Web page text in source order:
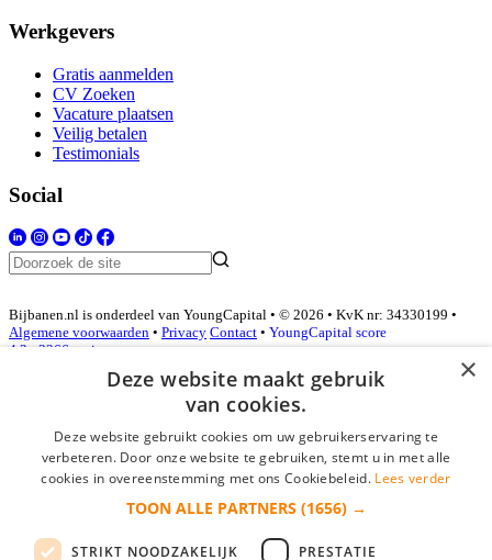
Werkgevers
Gratis aanmelden
CV Zoeken
Vacature plaatsen
Veilig betalen
Testimonials
Social
Bijbanen.nl is onderdeel van YoungCapital • © 2026 • KvK nr: 34330199 •
Algemene voorwaarden • Privacy Contact • YoungCapital score
4.3 - 3366 reviews
Inloggen als bedrijf
*
×
Deze website maakt gebruik
van cookies.
Deze website gebruikt cookies om uw gebruikerservaring te
verbeteren. Door onze website te gebruiken, stemt u in met alle
cookies in overeenstemming met ons Cookiebeleid. Lees verder
TOON ALLE PARTNERS (1656) →
STRIKT NOODZAKELIJK PRESTATIE